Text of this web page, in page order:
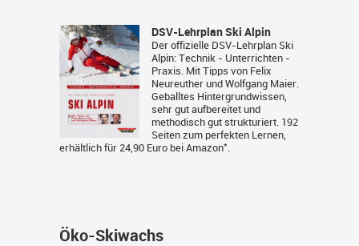
DSV-Lehrplan Ski Alpin
Der offizielle DSV-Lehrplan Ski
Alpin: Technik - Unterrichten -
Praxis. Mit Tipps von Felix
Neureuther und Wolfgang Maier.
Geballtes Hintergrundwissen,
sehr gut aufbereitet und
methodisch gut strukturiert. 192
Seiten zum perfekten Lernen,
erhältlich für 24,90 Euro bei Amazon*
Öko-Skiwachs